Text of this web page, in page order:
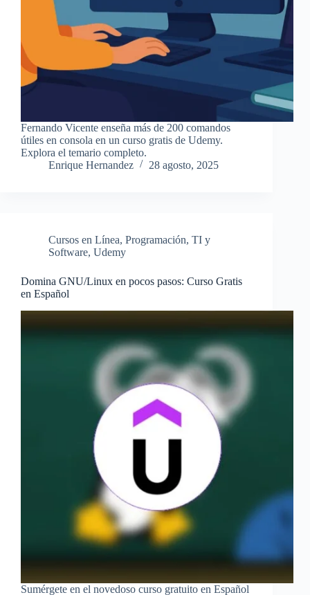
Fernando Vicente enseña más de 200 comandos
útiles en consola en un curso gratis de Udemy.
Explora el temario completo.
Enrique Hernandez
28 agosto, 2025
Cursos en Línea, Programación, TI y
Software, Udemy
Domina GNU/Linux en pocos pasos: Curso Gratis
en Español
Sumérgete en el novedoso curso gratuito en Español